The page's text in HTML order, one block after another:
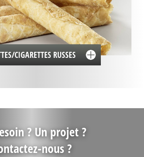
CIGARETTES RUSSES
? Un projet ?
nous ?